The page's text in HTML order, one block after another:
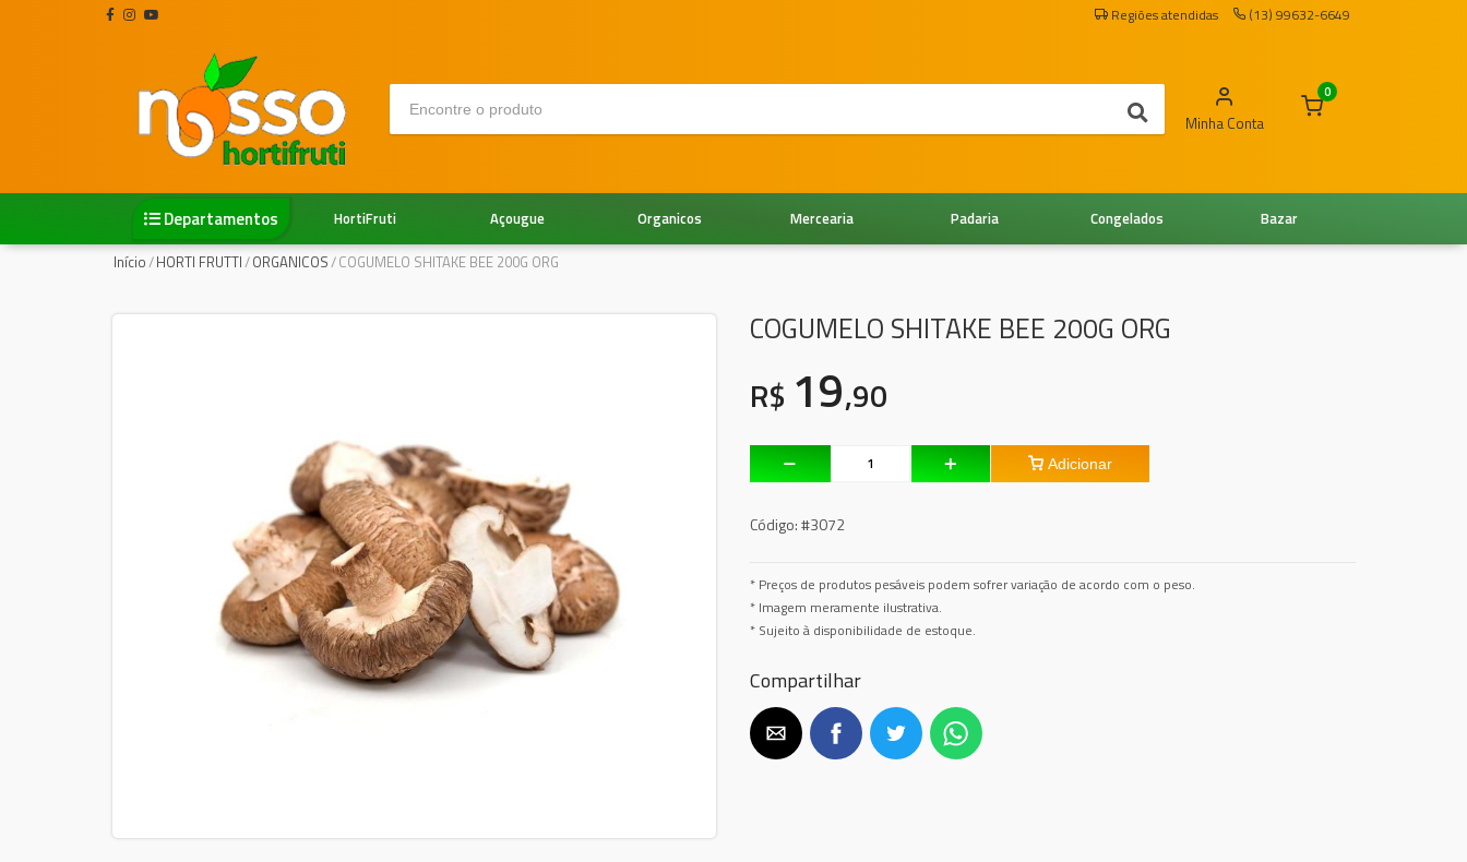
Regiões atendidas (13) 99632-6649
Minha Conta
0
Departamentos Bazar
Congelados
Padaria
Mercearia
Organicos
Açougue
HortiFruti
Início/HORTI FRUTTI/ORGANICOS/COGUMELO SHITAKE BEE 200G ORG
COGUMELO SHITAKE BEE 200G ORG
R$ 19,90
Adicionar
Código:#3072
* Preços de produtos pesáveis podem sofrer variação de acordo com o peso.
* Imagem meramente ilustrativa.
* Sujeito à disponibilidade de estoque.
Compartilhar